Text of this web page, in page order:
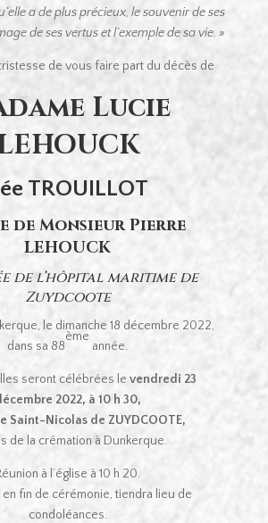
a de plus précieux, le souvenir de ses
de ses vertus et l’exemple de sa vie. »
de vous faire part du décès de
Lucie
TROUILLOT
de Monsieur Pierre
LEHOUCK
de l’hôpital maritime de
Zuydcoote
le dimanche 18 décembre 2022,
dans sa 88
ème
année.
seront célébrées levendredi 23
2022, à 10 h 30,
Saint-Nicolas de ZUYDCOOTE,
de la crémation à Dunkerque.
à l’église à 10 h 20.
en fin de cérémonie, tiendra lieu de
condoléances.